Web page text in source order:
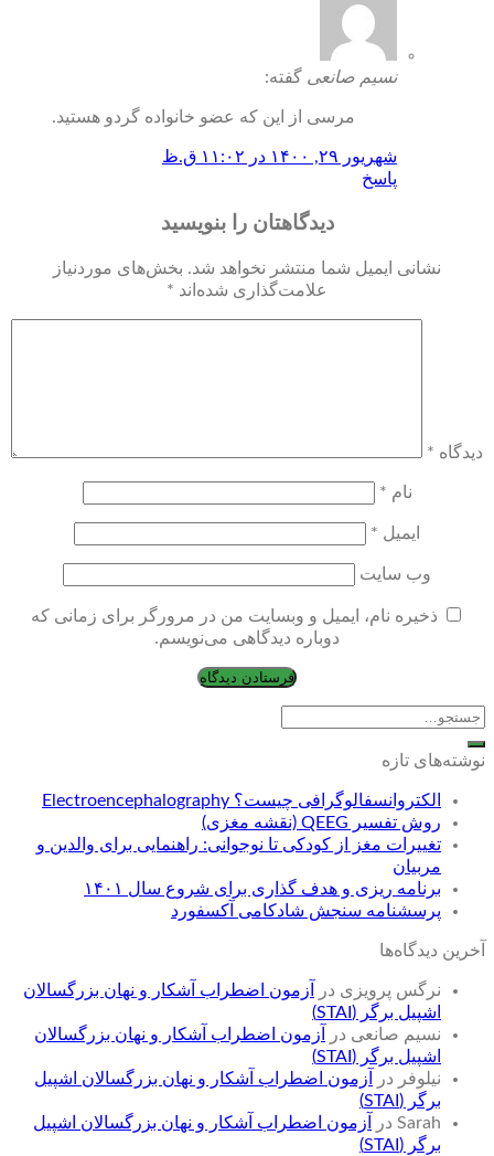
نسیم صانعی گفته:
مرسی از این که عضو خانواده گردو هستید.
شهریور ۲۹, ۱۴۰۰ در ۱۱:۰۲ ق.ظ
پاسخ
دیدگاهتان را بنویسید
نشانی ایمیل شما منتشر نخواهد شد. بخش‌های موردنیاز
علامت‌گذاری شده‌اند *
دیدگاه *
نام *
ایمیل *
وب‌ سایت
ذخیره نام، ایمیل و وبسایت من در مرورگر برای زمانی که
دوباره دیدگاهی می‌نویسم.
نوشته‌های تازه
الکتروانسفالوگرافی چیست؟ Electroencephalography
روش تفسیر QEEG (نقشه مغزی)
تغییرات مغز از کودکی تا نوجوانی: راهنمایی برای والدین و
مربیان
برنامه ریزی و هدف گذاری برای شروع سال ۱۴۰۱
پرسشنامه سنجش شادکامی آکسفورد
آخرین دیدگاه‌ها
نرگس پرویزی در
آزمون اضطراب آشکار و نهان بزرگسالان
اشپیل برگر (STAI)
نسیم صانعی در
آزمون اضطراب آشکار و نهان بزرگسالان
اشپیل برگر (STAI)
نیلوفر
در
آزمون اضطراب آشکار و نهان بزرگسالان اشپیل
برگر (STAI)
Sarah در
آزمون اضطراب آشکار و نهان بزرگسالان اشپیل
برگر (STAI)